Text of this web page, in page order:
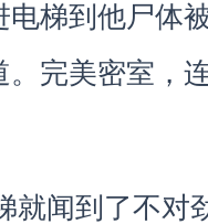
电梯到他尸体
完美密室，
就闻到了不对